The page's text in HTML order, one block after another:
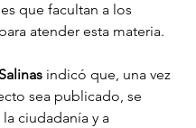
que facultan a los
atender esta materia.
Salinas indicó que, una vez
sea publicado, se
ciudadanía y a